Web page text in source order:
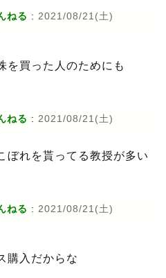
ねる : 2021/08/21(土)
を買った人のためにも
ねる : 2021/08/21(土)
ぼれを貰ってる教授が多い
ねる : 2021/08/21(土)
購入だからな